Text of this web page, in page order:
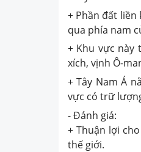
+ Phần đất liền
qua phía nam
+ Khu vực này
xích, vịnh Ô-
+ Tây Nam Á
vực có trữ
- Đánh giá:
+ Thuận lợi
thế giới.